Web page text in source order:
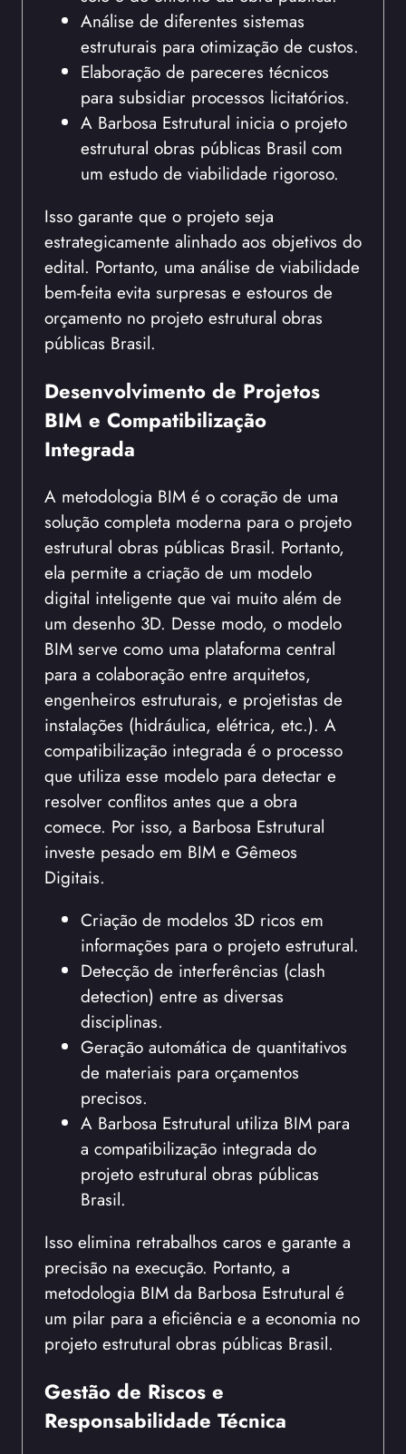
Análise de diferentes sistemas
estruturais para otimização de custos.
Elaboração de pareceres técnicos
para subsidiar processos licitatórios.
A Barbosa Estrutural inicia o projeto
estrutural obras públicas Brasil com
um estudo de viabilidade rigoroso.
Isso garante que o projeto seja
estrategicamente alinhado aos objetivos do
edital. Portanto, uma análise de viabilidade
bem-feita evita surpresas e estouros de
orçamento no projeto estrutural obras
públicas Brasil.
Desenvolvimento de Projetos
BIM e Compatibilização
Integrada
A metodologia BIM é o coração de uma
solução completa moderna para o projeto
estrutural obras públicas Brasil. Portanto,
ela permite a criação de um modelo
digital inteligente que vai muito além de
um desenho 3D. Desse modo, o modelo
BIM serve como uma plataforma central
para a colaboração entre arquitetos,
engenheiros estruturais, e projetistas de
instalações (hidráulica, elétrica, etc.). A
compatibilização integrada é o processo
que utiliza esse modelo para detectar e
resolver conflitos antes que a obra
comece. Por isso, a Barbosa Estrutural
investe pesado em BIM e Gêmeos
Digitais.
Criação de modelos 3D ricos em
informações para o projeto estrutural.
Detecção de interferências (clash
detection) entre as diversas
disciplinas.
Geração automática de quantitativos
de materiais para orçamentos
precisos.
A Barbosa Estrutural utiliza BIM para
a compatibilização integrada do
projeto estrutural obras públicas
Brasil.
Isso elimina retrabalhos caros e garante a
precisão na execução. Portanto, a
metodologia BIM da Barbosa Estrutural é
um pilar para a eficiência e a economia no
projeto estrutural obras públicas Brasil.
Gestão de Riscos e
Responsabilidade Técnica